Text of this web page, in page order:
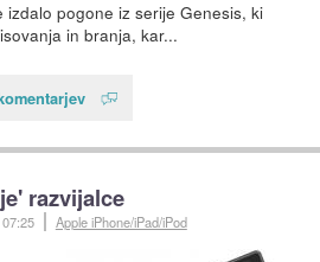
pogone iz serije Genesis, ki
in branja, kar...
razvijalce
Apple iPhone/iPad/iPod